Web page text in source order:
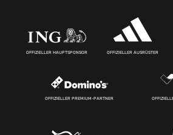
OFFIZIELLER HAUPTSPONSOR OFFIZIELLER AUSRÜSTER
OFFIZIELLER PREMIUM-PARTNER